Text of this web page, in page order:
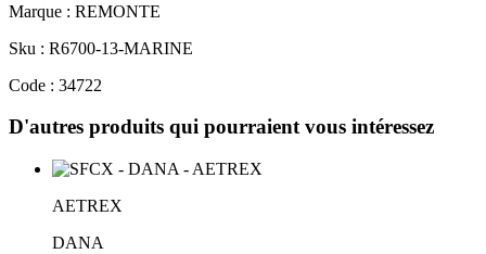
Marque : REMONTE
Sku : R6700-13-MARINE
Code : 34722
D'autres produits qui pourraient vous intéressez
AETREX
DANA